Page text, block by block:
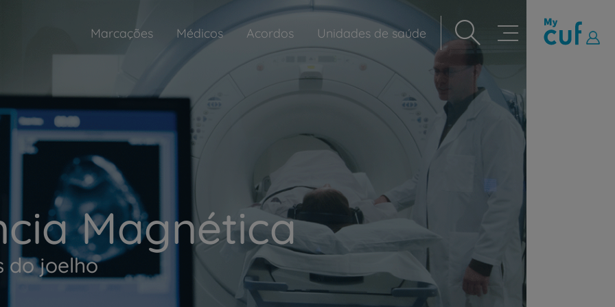
Navegação
principal
Marcações Médicos Acordos Unidades de saúde
Magnética
do joelho